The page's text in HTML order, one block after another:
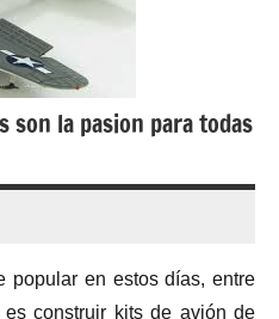
son la pasion para todas
popular en estos días, entre
construir kits de avión de